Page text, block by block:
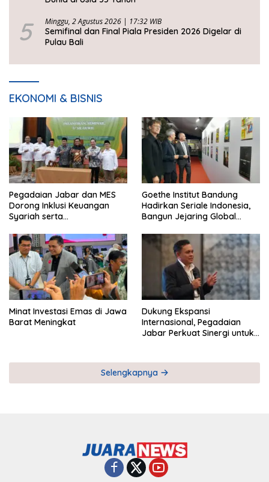
5 Minggu, 2 Agustus 2026 | 17:32 WIB
Semifinal dan Final Piala Presiden 2026 Digelar di
Pulau Bali
EKONOMI & BISNIS
Pegadaian Jabar dan MES
Dorong Inklusi Keuangan
Syariah serta
Goethe Institut Bandung
Hadirkan Seriale Indonesia,
Bangun Jejaring Global
Minat Investasi Emas di Jawa
Barat Meningkat
Dukung Ekspansi
Internasional, Pegadaian
Jabar Perkuat Sinergi untuk
Selengkapnya